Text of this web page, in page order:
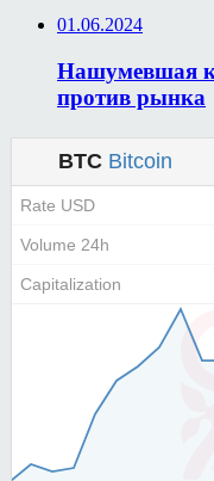
01.06.2024
Нашумевшая
против рынка